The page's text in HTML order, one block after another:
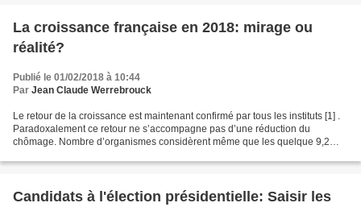
La croissance française en 2018: mirage ou
réalité?
Publié le 01/02/2018 à 10:44
Par Jean Claude Werrebrouck
Le retour de la croissance est maintenant confirmé par tous les instituts [1] .
Paradoxalement ce retour ne s’accompagne pas d’une réduction du
chômage. Nombre d’organismes considèrent même que les quelque 9,2
Candidats à l'élection présidentielle: Saisir les